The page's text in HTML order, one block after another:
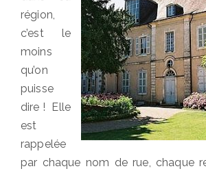
région,
c’est le
moins
qu’on
puisse
dire ! Elle
est
rappelée
par chaque nom de rue, chaque